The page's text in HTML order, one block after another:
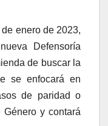
enero de 2023,
Defensoría
de buscar la
se enfocará en
de paridad o
y contará